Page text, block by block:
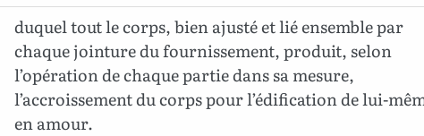
duquel tout le corps, bien ajusté et lié ensemble par
chaque jointure du fournissement, produit, selon
l’opération de chaque partie dans sa mesure,
l’accroissement du corps pour l’édification de lui-
en amour.